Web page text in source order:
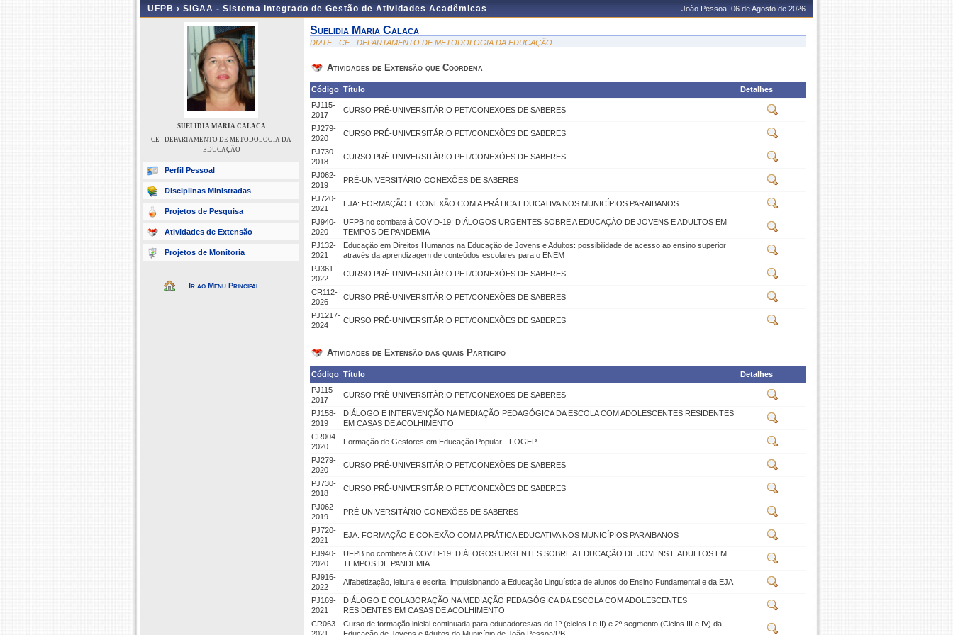
UFPB › SIGAA - Sistema Integrado de Gestão de Atividades Acadêmicas João Pessoa, 06 de Agosto de 2026
SUELIDIA MARIA CALACA
CE - DEPARTAMENTO DE METODOLOGIA DA
EDUCAÇÃO
Perfil Pessoal
Disciplinas Ministradas
Projetos de Pesquisa
Atividades de Extensão
Projetos de Monitoria
Ir ao Menu Principal
Suelidia Maria Calaca
DMTE - CE - DEPARTAMENTO DE METODOLOGIA DA EDUCAÇÃO
Atividades de Extensão que Coordena
Código Título
Detalhes
PJ115-
2017
CURSO PRÉ-UNIVERSITÁRIO PET/CONEXOES DE SABERES
PJ279-
2020
CURSO PRÉ-UNIVERSITÁRIO PET/CONEXÕES DE SABERES
PJ730-
2018
CURSO PRÉ-UNIVERSITÁRIO PET/CONEXÕES DE SABERES
PJ062-
2019
PRÉ-UNIVERSITÁRIO CONEXÕES DE SABERES
PJ720-
2021
EJA: FORMAÇÃO E CONEXÃO COM A PRÁTICA EDUCATIVA NOS MUNICÍPIOS PARAIBANOS
PJ940-
2020
UFPB no combate à COVID-19: DIÁLOGOS URGENTES SOBRE A EDUCAÇÃO DE JOVENS E ADULTOS EM
TEMPOS DE PANDEMIA
PJ132-
2021
Educação em Direitos Humanos na Educação de Jovens e Adultos: possibilidade de acesso ao ensino superior
através da aprendizagem de conteúdos escolares para o ENEM
PJ361-
2022
CURSO PRÉ-UNIVERSITÁRIO PET/CONEXÕES DE SABERES
CR112-
2026
CURSO PRÉ-UNIVERSITÁRIO PET/CONEXÕES DE SABERES
PJ1217-
2024
CURSO PRÉ-UNIVERSITÁRIO PET/CONEXÕES DE SABERES
Atividades de Extensão das quais Participo
Código Título
Detalhes
PJ115-
2017
CURSO PRÉ-UNIVERSITÁRIO PET/CONEXOES DE SABERES
PJ158-
2019
DIÁLOGO E INTERVENÇÃO NA MEDIAÇÃO PEDAGÓGICA DA ESCOLA COM ADOLESCENTES RESIDENTES
EM CASAS DE ACOLHIMENTO
CR004-
2020
Formação de Gestores em Educação Popular - FOGEP
PJ279-
2020
CURSO PRÉ-UNIVERSITÁRIO PET/CONEXÕES DE SABERES
PJ730-
2018
CURSO PRÉ-UNIVERSITÁRIO PET/CONEXÕES DE SABERES
PJ062-
2019
PRÉ-UNIVERSITÁRIO CONEXÕES DE SABERES
PJ720-
2021
EJA: FORMAÇÃO E CONEXÃO COM A PRÁTICA EDUCATIVA NOS MUNICÍPIOS PARAIBANOS
PJ940-
2020
UFPB no combate à COVID-19: DIÁLOGOS URGENTES SOBRE A EDUCAÇÃO DE JOVENS E ADULTOS EM
TEMPOS DE PANDEMIA
PJ916-
2022
Alfabetização, leitura e escrita: impulsionando a Educação Linguística de alunos do Ensino Fundamental e da EJA
PJ169-
2021
DIÁLOGO E COLABORAÇÃO NA MEDIAÇÃO PEDAGÓGICA DA ESCOLA COM ADOLESCENTES
RESIDENTES EM CASAS DE ACOLHIMENTO
CR063- Curso de formação inicial continuada para educadores/as do 1º (ciclos I e II) e 2º segmento (Ciclos III e IV) da